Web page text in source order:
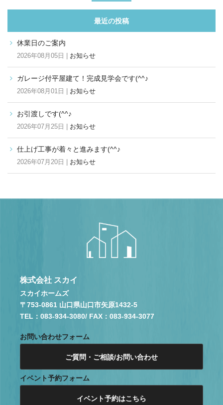
最近の投稿
休業日のご案内
2026年08月05日 | お知らせ
ガレージ付平屋建て！完成見学会です(^^♪
2026年08月01日 | お知らせ
お引渡しです(^^♪
2026年07月25日 | お知らせ
仕上げ工事が着々と進みます(^^♪
2026年07月20日 | お知らせ
株式会社 スカイ
スカイホームズ
〒753-0861 山口県山口市矢原1432-5
TEL：083-934-3080/ FAX：083-934-3077
お問い合わせフォーム
ご質問・ご相談/お問い合わせ
イベント予約フォーム
イベント予約はこちら